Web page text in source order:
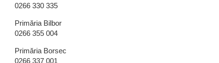
0266 330 335
Primăria Bilbor
0266 355 004
Primăria Borsec
0266 337 001